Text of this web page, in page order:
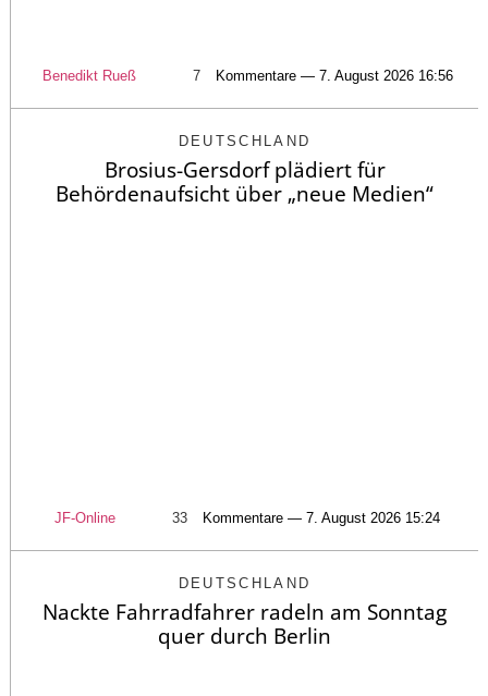
Benedikt Rueß 7 Kommentare — 7. August 2026 16:56
DEUTSCHLAND
Brosius-Gersdorf plädiert für
Behördenaufsicht über „neue Medien“
JF-Online 33 Kommentare — 7. August 2026 15:24
DEUTSCHLAND
Nackte Fahrradfahrer radeln am Sonntag
quer durch Berlin